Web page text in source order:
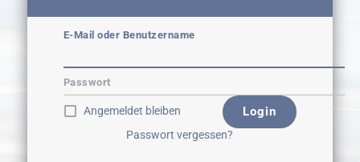
E-Mail oder Benutzername
Passwort
Angemeldet bleiben Login
Passwort vergessen?